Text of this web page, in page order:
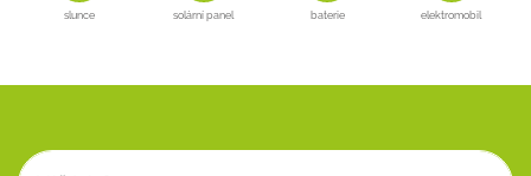
slunce solární panel baterie elektromobil